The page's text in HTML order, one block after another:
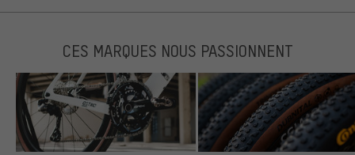
CES MARQUES NOUS PASSIONNENT